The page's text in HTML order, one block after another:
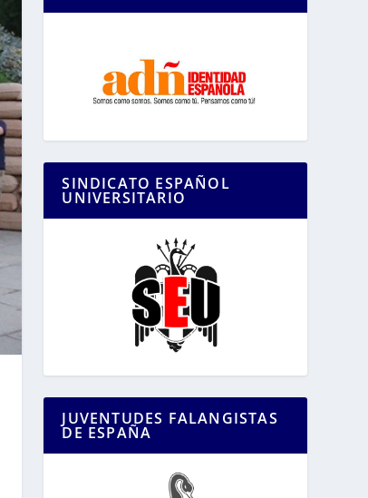
SINDICATO ESPAÑOL
UNIVERSITARIO
JUVENTUDES FALANGISTAS
DE ESPAÑA